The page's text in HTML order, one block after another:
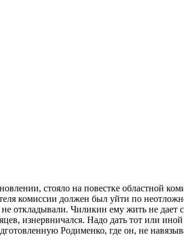
стояло на повестке областной
комиссии должен был уйти по
откладывали. Чиликин ему жить не дает
изнервничался. Надо дать тот или иной
Родименко, где он, не